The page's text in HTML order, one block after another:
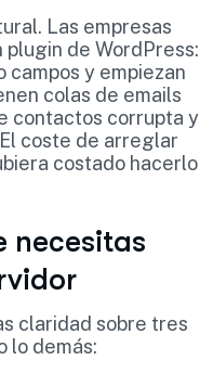
Las empresas
de WordPress:
y empiezan
colas de emails
contactos corrupta y
coste de arreglar
costado hacerlo
necesitas
claridad sobre tres
lo demás: